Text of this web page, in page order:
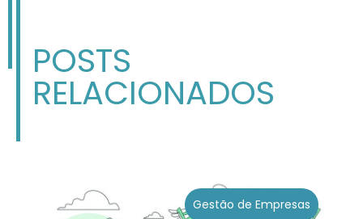
POSTS
RELACIONADOS
Gestão de Empresas